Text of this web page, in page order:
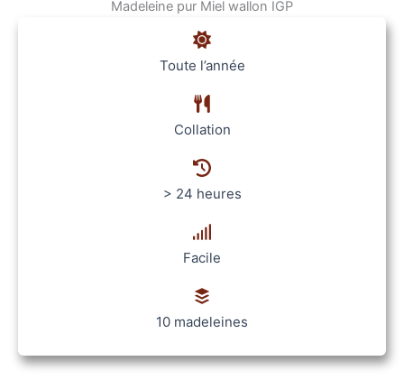
Madeleine pur Miel wallon IGP
Toute l’année
Collation
> 24 heures
Facile
10 madeleines